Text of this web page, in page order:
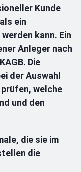
Kunde
ein
kann. Ein
Anleger nach
Die
der Auswahl
welche
und den
die sie im
die